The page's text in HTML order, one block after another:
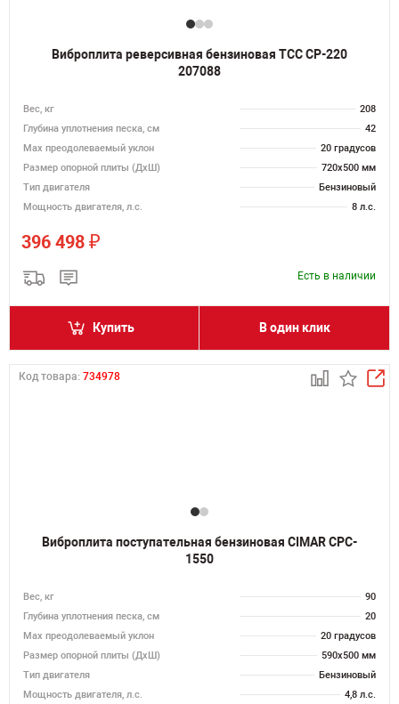
Виброплита реверсивная бензиновая ТСС CP-220
207088
Вес, кг
208
Глубина уплотнения песка, см
42
Max преодолеваемый уклон
20 градусов
Размер опорной плиты (ДхШ)
720х500 мм
Тип двигателя
Бензиновый
Мощность двигателя, л.с.
8 л.с.
396 498 ₽
Есть в наличии
Купить В один клик
Код товара: 734978
Виброплита поступательная бензиновая CIMAR CPC-
1550
Вес, кг
90
Глубина уплотнения песка, см
20
Max преодолеваемый уклон
20 градусов
Размер опорной плиты (ДхШ)
590х500 мм
Тип двигателя
Бензиновый
Мощность двигателя, л.с.
4,8 л.с.